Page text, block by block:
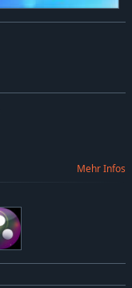
Mehr Infos